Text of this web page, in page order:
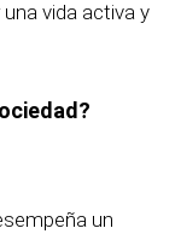
vida activa y
un